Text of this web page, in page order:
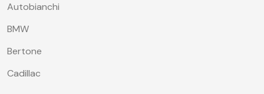
Autobianchi
BMW
Bertone
Cadillac